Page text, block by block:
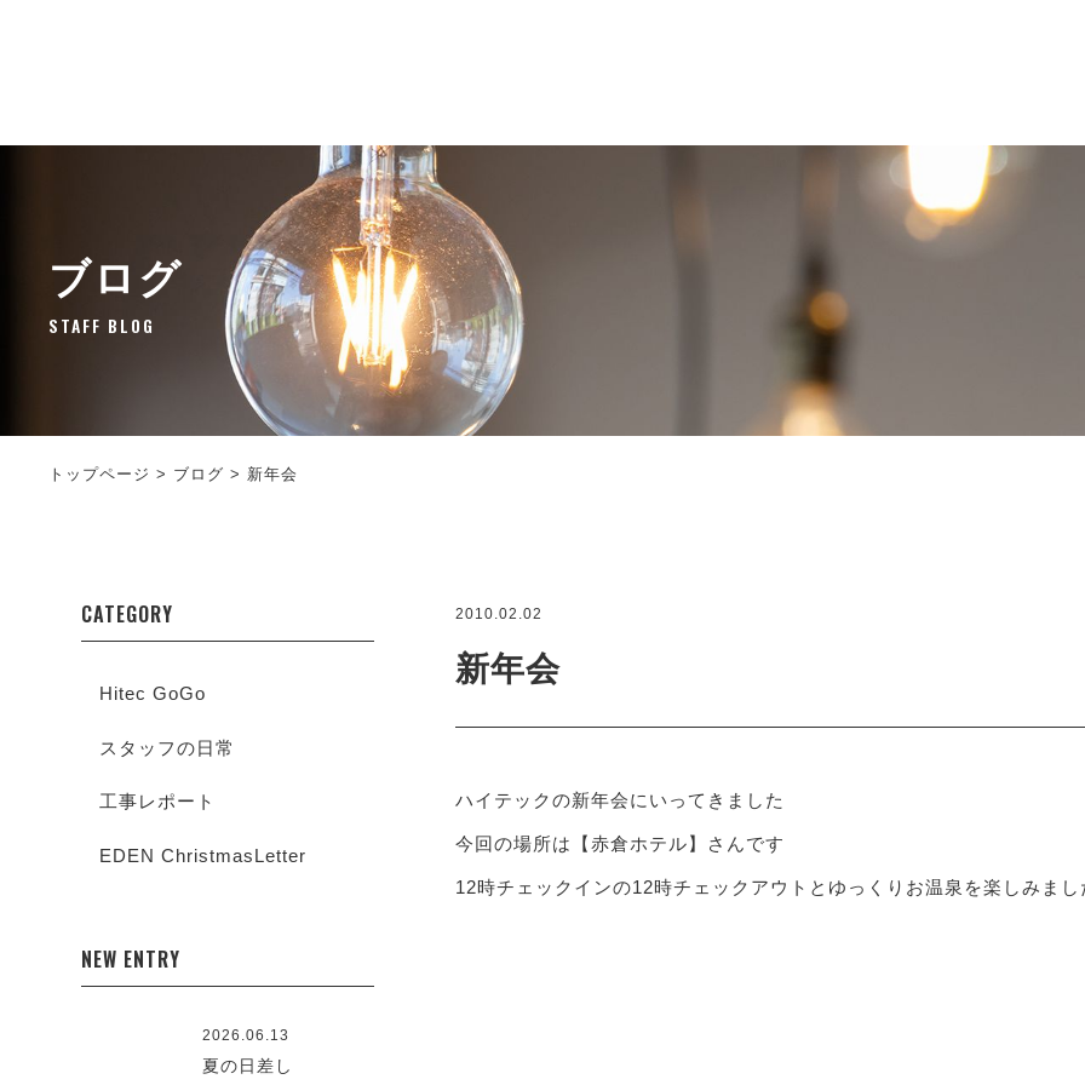
ブログ
STAFF BLOG
トップページ > ブログ > 新年会
2010.02.02
新年会
ハイテックの新年会にいってきました
今回の場所は【赤倉ホテル】さんです
12時チェックインの12時チェックアウトとゆっくりお温泉を楽しみまし
CATEGORY
Hitec GoGo
スタッフの日常
工事レポート
EDEN ChristmasLetter
NEW ENTRY
2026.06.13
夏の日差し